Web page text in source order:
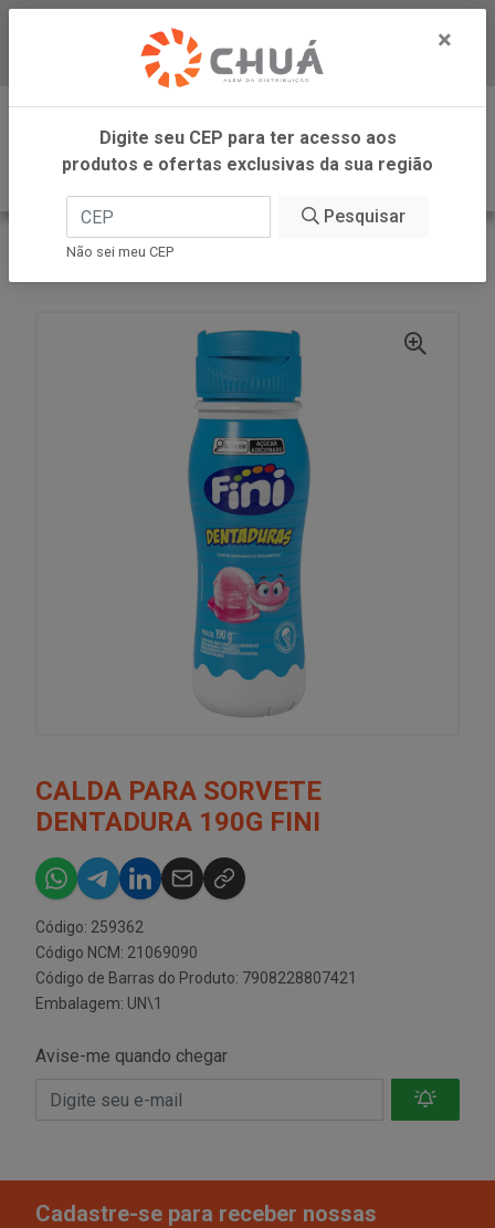
Baixe já nosso APP
0
INÍCIO
FINI
CALDA PARA SORVETE
DENTADURA 190G FINI
Código: 259362
Código NCM: 21069090
Código de Barras do Produto: 7908228807421
Embalagem: UN\1
Avise-me quando chegar
Cadastre-se para receber nossas
×
Digite seu CEP para ter acesso aos
produtos e ofertas exclusivas da sua região
Pesquisar
Não sei meu CEP